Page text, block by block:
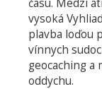
času. Medzi
vysoká
plavba loďou
vínnych
geocaching a
oddychu.